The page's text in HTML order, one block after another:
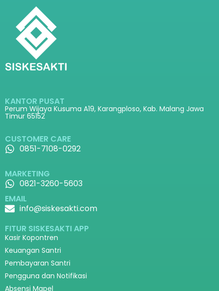
KANTOR PUSAT
Perum Wijaya Kusuma A19, Karangploso, Kab. Malang Jawa
Timur 65152
CUSTOMER CARE
0851-7108-0292
MARKETING
0821-3260-5603
EMAIL
info@siskesakti.com
FITUR SISKESAKTI APP
Kasir Kopontren
Keuangan Santri
Pembayaran Santri
Pengguna dan Notifikasi
Absensi Mapel